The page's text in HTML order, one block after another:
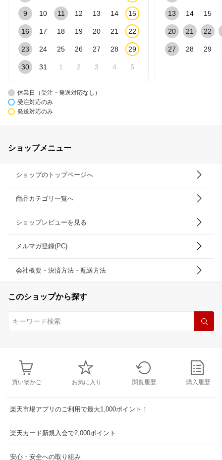
9 10 11 12 13 14 15
16 17 18 19 20 21 22
23 24 25 26 27 28 29
30 31 1 2 3 4 5
13 14 15
20 21 22
27 28 29
休業日（受注・発送対応なし）
受注対応のみ
発送対応のみ
ショップメニュー
ショップのトップページへ
商品カテゴリ一覧へ
ショップレビューを見る
メルマガ登録(PC)
会社概要・決済方法・配送方法
このショップから探す
買い物かご お気に入り 閲覧履歴 購入履歴
楽天市場アプリのご利用で最大1,000ポイント！
楽天カード新規入会で2,000ポイント
安心・安全への取り組み